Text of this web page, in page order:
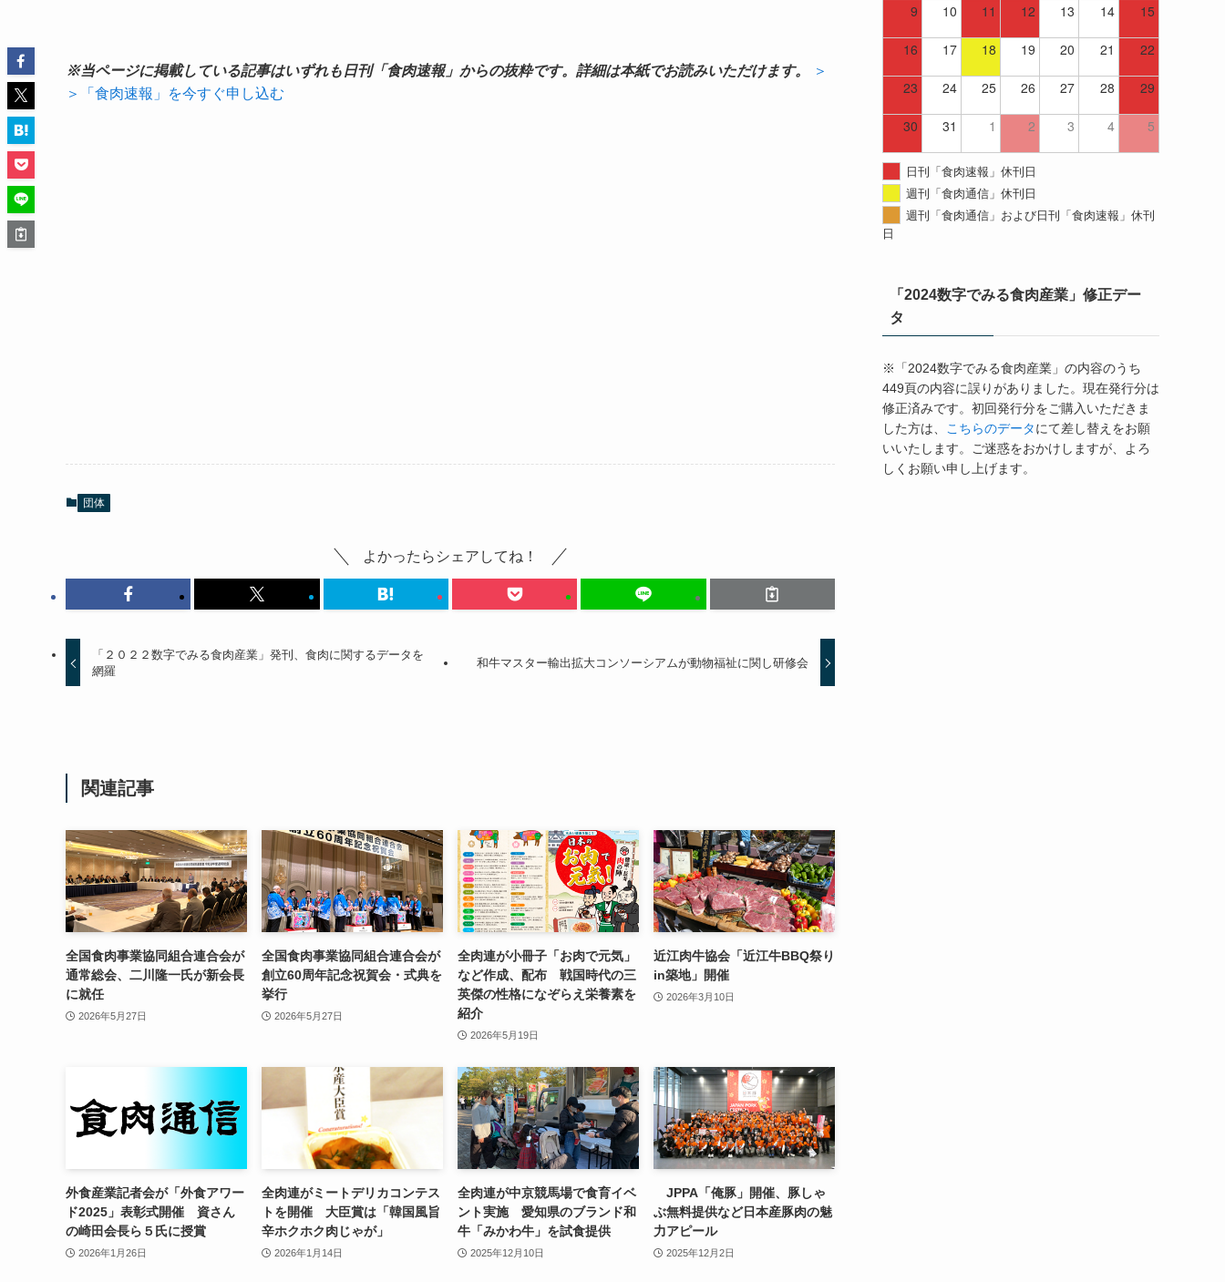
※当ページに掲載している記事はいずれも日刊「食肉速報」からの抜粋です。詳細は本紙でお読みいただけます。
＞
＞「食肉速報」を今すぐ申し込む
団体
よかったらシェアしてね！
「２０２２数字でみる食肉産業」発刊、食肉に関するデータを
網羅
和牛マスター輸出拡大コンソーシアムが動物福祉に関し研修会
関連記事
全国食肉事業協同組合連合会が
通常総会、二川隆一氏が新会長
に就任
2026年5月27日
全国食肉事業協同組合連合会が
創立60周年記念祝賀会・式典を
挙行
2026年5月27日
全肉連が小冊子「お肉で元気」
など作成、配布 戦国時代の三
英傑の性格になぞらえ栄養素を
紹介
2026年5月19日
近江肉牛協会「近江牛BBQ祭り
in築地」開催
2026年3月10日
外食産業記者会が「外食アワー
ド2025」表彰式開催 資さん
の崎田会長ら５氏に授賞
2026年1月26日
全肉連がミートデリカコンテス
トを開催 大臣賞は「韓国風旨
辛ホクホク肉じゃが」
2026年1月14日
全肉連が中京競馬場で食育イベ
ント実施 愛知県のブランド和
牛「みかわ牛」を試食提供
2025年12月10日
JPPA「俺豚」開催、豚しゃ
ぶ無料提供など日本産豚肉の魅
力アピール
2025年12月2日
9 10 11 12 13 14 15
16 17 18 19 20 21 22
23 24 25 26 27 28 29
30 31 1 2 3 4 5
日刊「食肉速報」休刊日
週刊「食肉通信」休刊日
週刊「食肉通信」および日刊「食肉速報」休刊
日
「2024数字でみる食肉産業」修正デー
タ
※「2024数字でみる食肉産業」の内容のうち
449頁の内容に誤りがありました。現在発行分は
修正済みです。初回発行分をご購入いただきま
した方は、
こちらのデータにて差し替えをお願
いいたします。ご迷惑をおかけしますが、よろ
しくお願い申し上げます。